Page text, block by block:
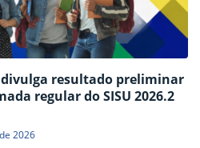
divulga resultado preliminar
regular do SISU 2026.2
2026